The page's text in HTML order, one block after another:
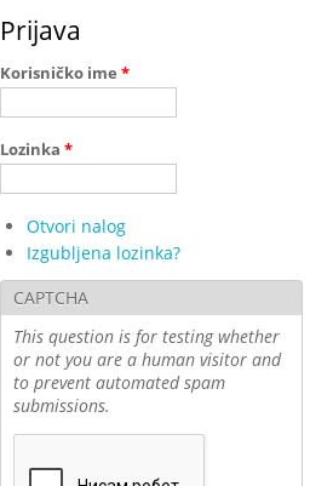
Prijava
Korisničko ime *
Lozinka *
Otvori nalog
Izgubljena lozinka?
CAPTCHA
This question is for testing whether
or not you are a human visitor and
to prevent automated spam
submissions.